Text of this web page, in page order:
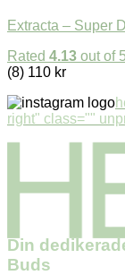
Extracta – Super
Rated 4.13 out of 5
(8) 110 kr
right" class=""
Din
Buds